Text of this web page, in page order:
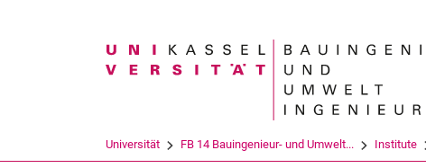
Suchbegriff
Universität FB 14 Bauingenieur- und Umwelt... Institute